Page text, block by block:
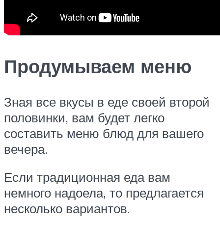
Продумываем меню
Зная все вкусы в еде своей второй
половинки, вам будет легко
составить меню блюд для вашего
вечера.
Если традиционная еда вам
немного надоела, то предлагается
несколько вариантов.